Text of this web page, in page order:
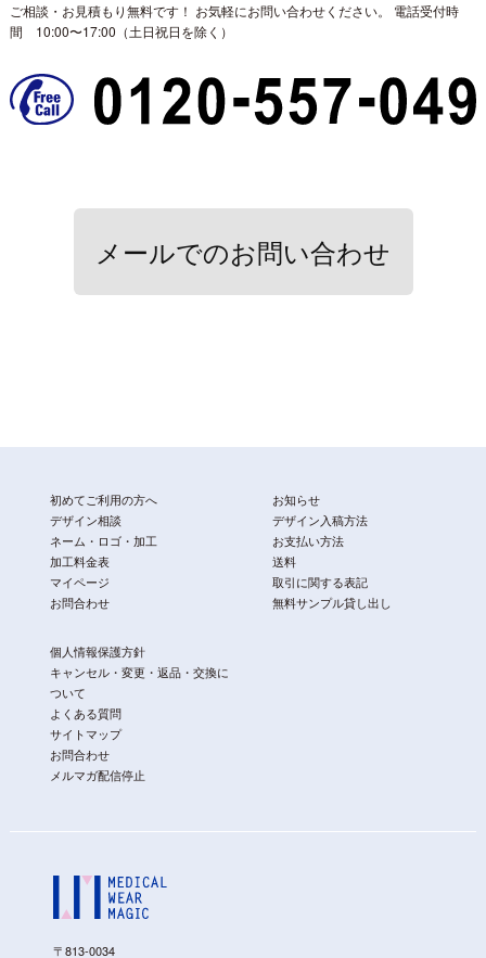
ご相談・お見積もり無料です！ お気軽にお問い合わせください。
電話受付時
間 10:00〜17:00（土日祝日を除く）
メールでのお問い合わせ
〒813-0034
初めてご利用の方へ
デザイン相談
ネーム・ロゴ・加工
加工料金表
マイページ
お問合わせ
お知らせ
デザイン入稿方法
お支払い方法
送料
取引に関する表記
無料サンプル貸し出し
個人情報保護方針
キャンセル・変更・返品・交換に
ついて
よくある質問
サイトマップ
お問合わせ
メルマガ配信停止